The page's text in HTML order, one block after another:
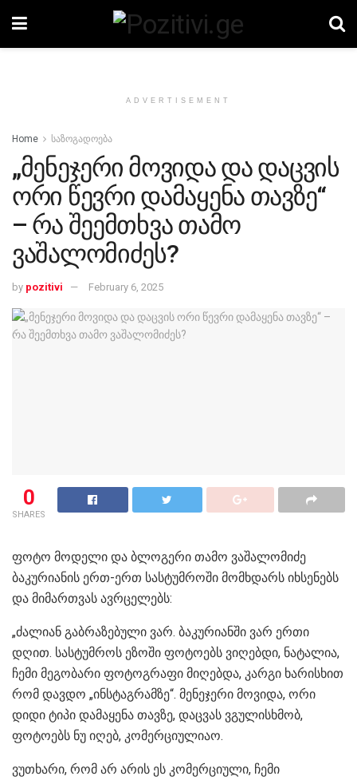
ADVERTISEMENT
Home საზოგადოება
„მენეჯერი მოვიდა და დაცვის
ორი წევრი დამაყენა თავზე“
– რა შეემთხვა თამო
ვაშალომიძეს?
by pozitivi February 6, 2025
0
SHARES
ფოტო მოდელი და ბლოგერი თამო ვაშალომიძე
ბაკურიანის ერთ-ერთ სასტუმროში მომხდარს იხსენებს
და მიმართვას ავრცელებს:
„ძალიან გაბრაზებული ვარ. ბაკურიანში ვარ ერთი
დღით. სასტუმროს ეზოში ფოტოებს ვიღებდი, ნატალია,
ჩემი მეგობარი ფოტოგრაფი მიღებდა, კარგი ხარისხით
რომ დავდო „ინსტაგრამზე“. მენეჯერი მოვიდა, ორი
დიდი ტიპი დამაყენა თავზე, დაცვას ვგულისხმობ,
ფოტოებს ნუ იღებ, კომერციულიაო.
ვუთხარი, რომ არ არის ეს კომერციული, ჩემი